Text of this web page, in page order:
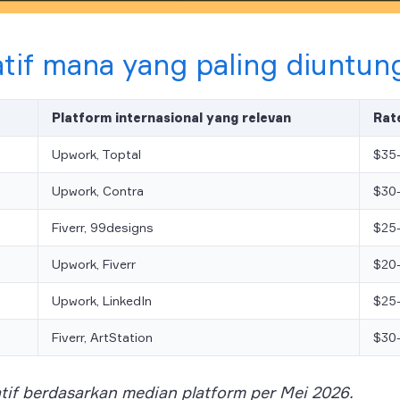
mana yang paling
Platform internasional yang relevan
Upwork, Toptal
Upwork, Contra
Fiverr, 99designs
Upwork, Fiverr
Upwork, LinkedIn
Fiverr, ArtStation
berdasarkan median platform per Mei 2026.